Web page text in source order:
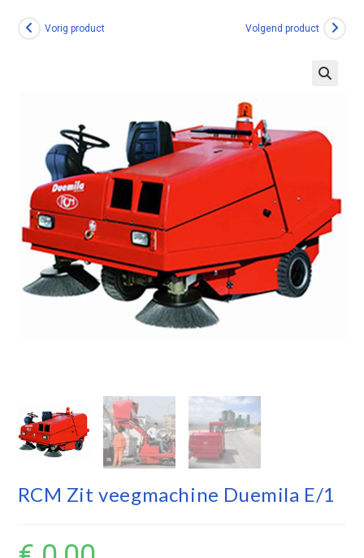
Vorig product Volgend product
RCM Zit veegmachine Duemila E/1